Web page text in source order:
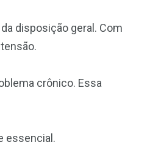
disposição geral. Com
crônico. Essa
essencial.
6